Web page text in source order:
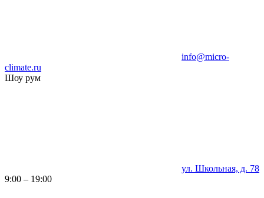
info@micro-
climate.ru
Шоу рум
ул. Школьная, д. 78
9:00 – 19:00